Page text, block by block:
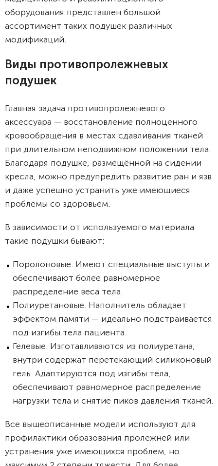
оборудования представлен большой
ассортимент таких подушек различных
модификаций.
Виды противопролежневых
подушек
Главная задача противопролежневого
аксессуара — восстановление полноценного
кровообращения в местах сдавливания тканей
при длительном неподвижном положении тела.
Благодаря подушке, размещённой на сидении
кресла, можно предупредить развитие ран и язв
и даже успешно устранить уже имеющиеся
проблемы со здоровьем.
В зависимости от используемого материала
такие подушки бывают:
Поролоновые. Имеют специальные выступы и
обеспечивают более равномерное
распределение веса тела.
Полиуретановые. Наполнитель обладает
эффектом памяти — идеально подстраивается
под изгибы тела пациента.
Гелевые. Изготавливаются из полиуретана,
внутри содержат перетекающий силиконовый
гель. Адаптируются под изгибы тела,
обеспечивают равномерное распределение
нагрузки тела и снятие пиков давления тканей.
Все вышеописанные модели используют для
профилактики образования пролежней или
устранения уже имеющихся проблем, но